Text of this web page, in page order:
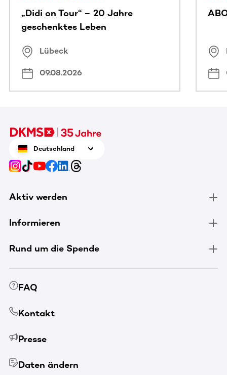
„Didi on Tour“ – 20 Jahre
geschenktes Leben
Lübeck
09.08.2026
Deutschland
Aktiv werden
Informieren
Rund um die Spende
FAQ
Kontakt
Presse
Daten ändern